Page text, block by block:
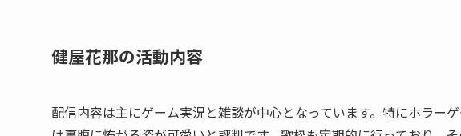
健屋花那の活動内容
配信内容は主にゲーム実況と雑談が中心となっています。特にホラー